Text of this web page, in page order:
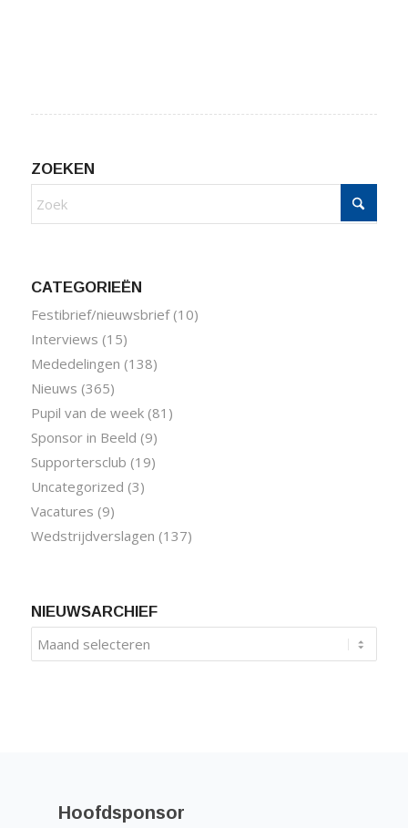
ZOEKEN
CATEGORIEËN
Festibrief/nieuwsbrief(10)
Interviews (15)
Mededelingen (138)
Nieuws (365)
Pupil van de week(81)
Sponsor in Beeld (9)
Supportersclub (19)
Uncategorized (3)
Vacatures (9)
Wedstrijdverslagen (137)
NIEUWSARCHIEF
Hoofdsponsor